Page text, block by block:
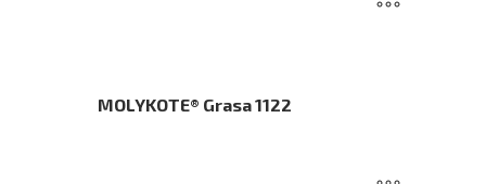
MOLYKOTE® Grasa 1122